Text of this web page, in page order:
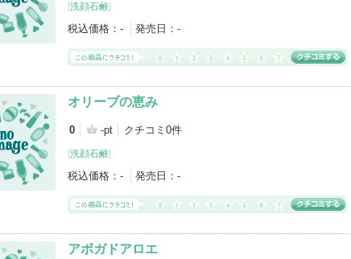
[洗顔石鹸]
税込価格： - 発売日： -
オリーブの恵み
0 -pt クチコミ0件
[洗顔石鹸]
税込価格： - 発売日： -
アボガドアロエ